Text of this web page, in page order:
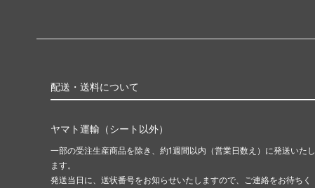
配送・送料について
ヤマト運輸（シート以外）
一部の受注生産商品を除き、約1週間以内（営業日数え）に発送いたし
ます。
発送当日に、送状番号をお知らせいたしますので、ご連絡をお待ちく